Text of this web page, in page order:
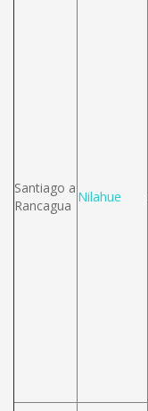
Santiago a
Rancagua
Nilahue